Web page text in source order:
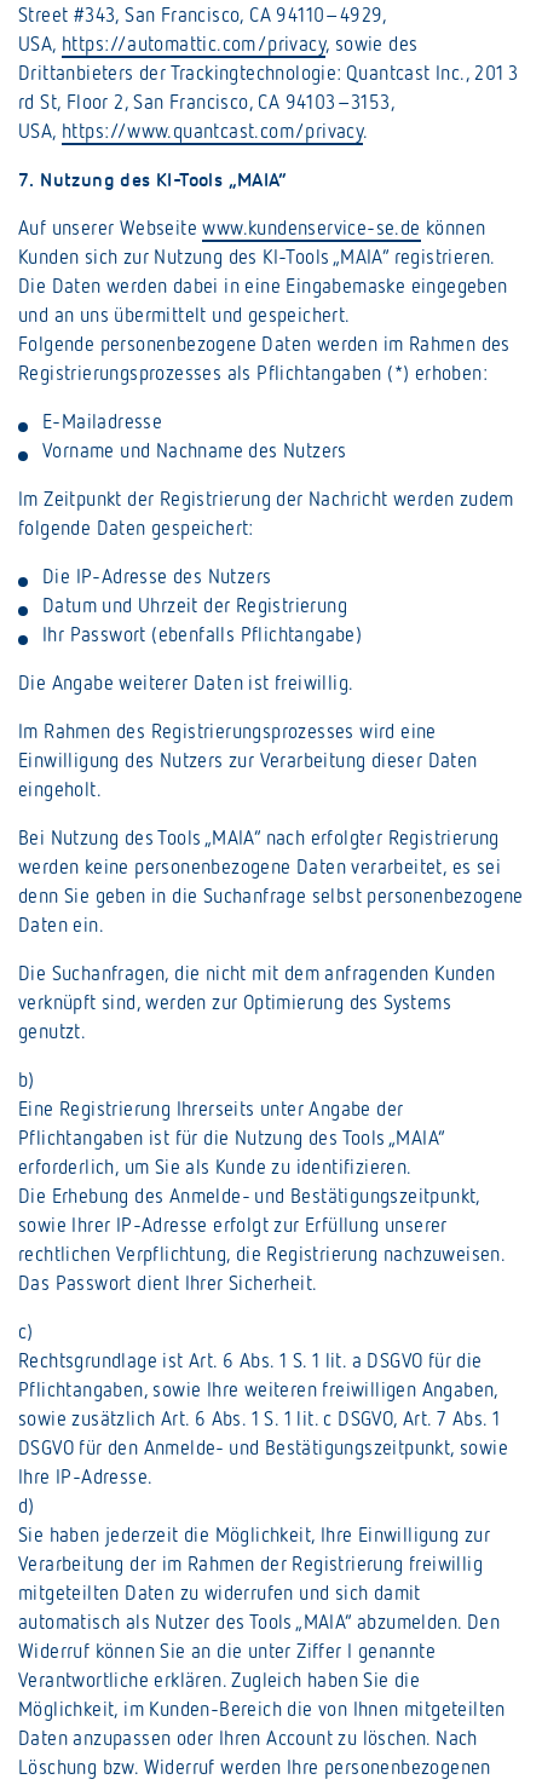
Street #343, San Francisco, CA 94110–4929,
USA, https://automattic.com/privacy, sowie des
Drittanbieters der Trackingtechnologie: Quantcast Inc., 201 3
rd St, Floor 2, San Francisco, CA 94103–3153,
USA, https://www.quantcast.com/privacy.
7. Nutzung des KI-Tools „MAIA“
Auf unserer Webseitewww.kundenservice-se.de können
Kunden sich zur Nutzung des KI-Tools „MAIA“ registrieren.
Die Daten werden dabei in eine Eingabemaske eingegeben
und an uns übermittelt und gespeichert.
Folgende personenbezogene Daten werden im Rahmen des
Registrierungsprozesses als Pflichtangaben (*) erhoben:
E-Mailadresse
Vorname und Nachname des Nutzers
Im Zeitpunkt der Registrierung der Nachricht werden zudem
folgende Daten gespeichert:
Die IP-Adresse des Nutzers
Datum und Uhrzeit der Registrierung
Ihr Passwort (ebenfalls Pflichtangabe)
Die Angabe weiterer Daten ist freiwillig.
Im Rahmen des Registrierungsprozesses wird eine
Einwilligung des Nutzers zur Verarbeitung dieser Daten
eingeholt.
Bei Nutzung des Tools „MAIA“ nach erfolgter Registrierung
werden keine personenbezogene Daten verarbeitet, es sei
denn Sie geben in die Suchanfrage selbst personenbezogene
Daten ein.
Die Suchanfragen, die nicht mit dem anfragenden Kunden
verknüpft sind, werden zur Optimierung des Systems
genutzt.
b)
Eine Registrierung Ihrerseits unter Angabe der
Pflichtangaben ist für die Nutzung des Tools „MAIA“
erforderlich, um Sie als Kunde zu identifizieren.
Die Erhebung des Anmelde- und Bestätigungszeitpunkt,
sowie Ihrer IP-Adresse erfolgt zur Erfüllung unserer
rechtlichen Verpflichtung, die Registrierung nachzuweisen.
Das Passwort dient Ihrer Sicherheit.
c)
Rechtsgrundlage ist Art. 6 Abs. 1 S. 1 lit. a DSGVO für die
Pflichtangaben, sowie Ihre weiteren freiwilligen Angaben,
sowie zusätzlich Art. 6 Abs. 1 S. 1 lit. c DSGVO, Art. 7 Abs. 1
DSGVO für den Anmelde- und Bestätigungszeitpunkt, sowie
Ihre IP-Adresse.
d)
Sie haben jederzeit die Möglichkeit, Ihre Einwilligung zur
Verarbeitung der im Rahmen der Registrierung freiwillig
mitgeteilten Daten zu widerrufen und sich damit
automatisch als Nutzer des Tools „MAIA“ abzumelden. Den
Widerruf können Sie an die unter Ziffer I genannte
Verantwortliche erklären. Zugleich haben Sie die
Möglichkeit, im Kunden-Bereich die von Ihnen mitgeteilten
Daten anzupassen oder Ihren Account zu löschen. Nach
Löschung bzw. Widerruf werden Ihre personenbezogenen